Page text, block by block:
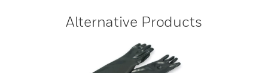
Alternative Products